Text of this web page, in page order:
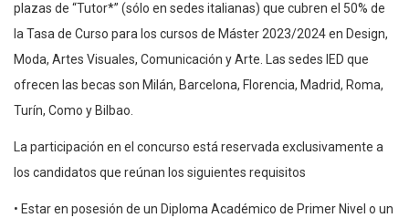
plazas de “Tutor*” (sólo en sedes italianas) que cubren el 50% de
la Tasa de Curso para los cursos de Máster 2023/2024 en Design,
Moda, Artes Visuales, Comunicación y Arte. Las sedes IED que
ofrecen las becas son Milán, Barcelona, Florencia, Madrid, Roma,
Turín, Como y Bilbao.
La participación en el concurso está reservada exclusivamente a
los candidatos que reúnan los siguientes requisitos
• Estar en posesión de un Diploma Académico de Primer Nivel o un